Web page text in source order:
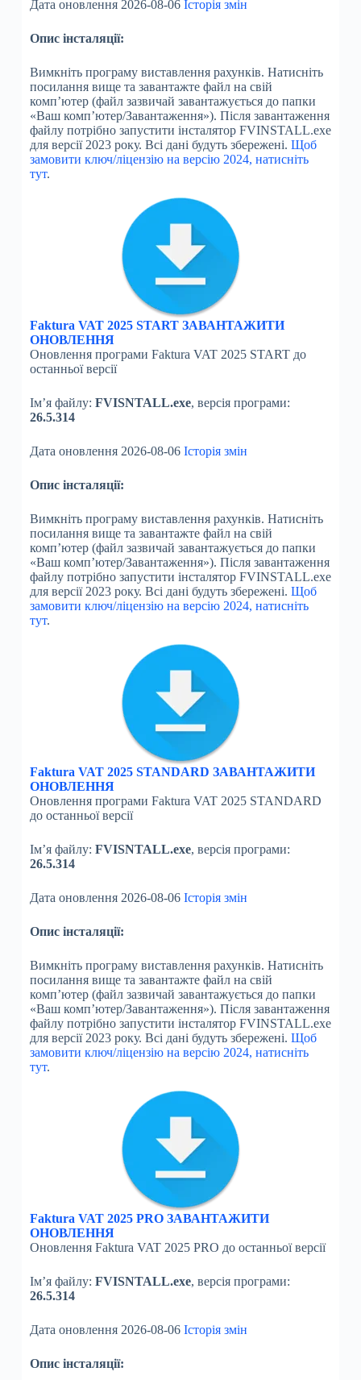
Дата оновлення 2026-08-06 Історія змін
Опис інсталяції:
Вимкніть програму виставлення рахунків. Натисніть
посилання вище та завантажте файл на свій
комп’ютер (файл зазвичай завантажується до папки
«Ваш комп’ютер/Завантаження»). Після завантаження
файлу потрібно запустити інсталятор FVINSTALL.exe
для версії 2023 року. Всі дані будуть збережені. Щоб
замовити ключ/ліцензію на версію 2024, натисніть
тут.
Faktura VAT 2025 START ЗАВАНТАЖИТИ
ОНОВЛЕННЯ
Оновлення програми Faktura VAT 2025 START до
останньої версії
Ім’я файлу: FVISNTALL.exe, версія програми:
26.5.314
Дата оновлення 2026-08-06 Історія змін
Опис інсталяції:
Вимкніть програму виставлення рахунків. Натисніть
посилання вище та завантажте файл на свій
комп’ютер (файл зазвичай завантажується до папки
«Ваш комп’ютер/Завантаження»). Після завантаження
файлу потрібно запустити інсталятор FVINSTALL.exe
для версії 2023 року. Всі дані будуть збережені. Щоб
замовити ключ/ліцензію на версію 2024, натисніть
тут.
Faktura VAT 2025 STANDARD ЗАВАНТАЖИТИ
ОНОВЛЕННЯ
Оновлення програми Faktura VAT 2025 STANDARD
до останньої версії
Ім’я файлу: FVISNTALL.exe, версія програми:
26.5.314
Дата оновлення 2026-08-06 Історія змін
Опис інсталяції:
Вимкніть програму виставлення рахунків. Натисніть
посилання вище та завантажте файл на свій
комп’ютер (файл зазвичай завантажується до папки
«Ваш комп’ютер/Завантаження»). Після завантаження
файлу потрібно запустити інсталятор FVINSTALL.exe
для версії 2023 року. Всі дані будуть збережені. Щоб
замовити ключ/ліцензію на версію 2024, натисніть
тут.
Faktura VAT 2025 PRO ЗАВАНТАЖИТИ
ОНОВЛЕННЯ
Оновлення Faktura VAT 2025 PRO до останньої версії
Ім’я файлу: FVISNTALL.exe, версія програми:
26.5.314
Дата оновлення 2026-08-06 Історія змін
Опис інсталяції: